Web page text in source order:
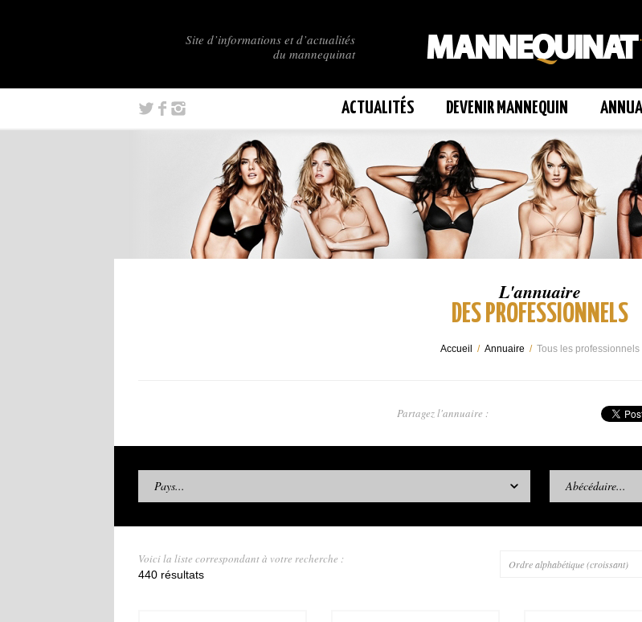
Site d’informations et d’actualités
du mannequinat
ACTUALITÉS DEVENIR MANNEQUIN
L'annuaire
DES PROFESSIONNELS
Accueil / Annuaire / Tous les professionnels
Partagez l'annuaire :
Pays... Abécédaire...
Ordre alphabétique (croissant)
Voici la liste correspondant à votre recherche :
440 résultats